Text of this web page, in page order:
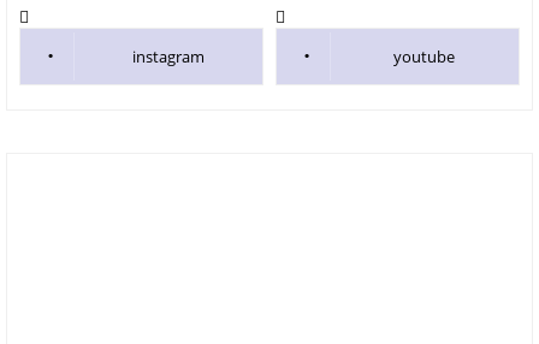
instagram youtube